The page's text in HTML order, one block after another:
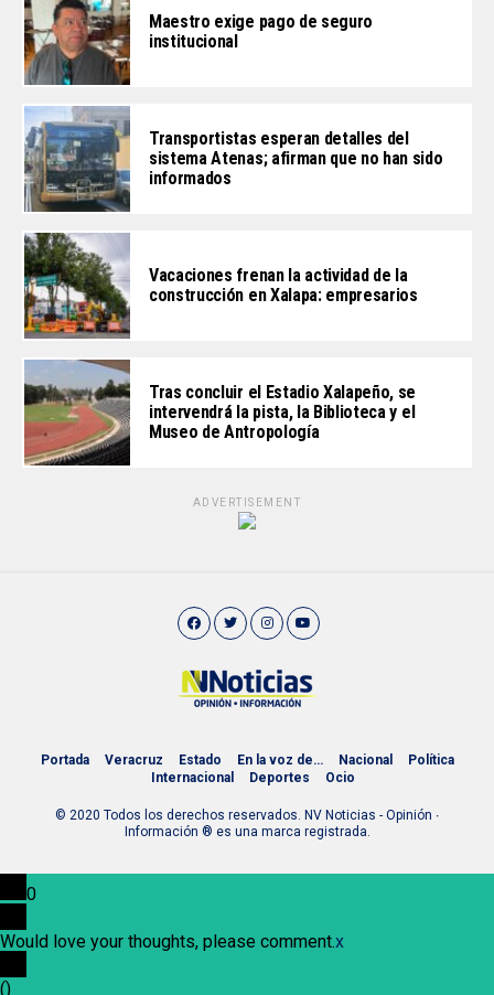
Maestro exige pago de seguro
institucional
Transportistas esperan detalles del
sistema Atenas; afirman que no han sido
informados
Vacaciones frenan la actividad de la
construcción en Xalapa: empresarios
Tras concluir el Estadio Xalapeño, se
intervendrá la pista, la Biblioteca y el
Museo de Antropología
ADVERTISEMENT
Portada Veracruz Estado En la voz de… Nacional
Política
Internacional
Deportes Ocio
© 2020 Todos los derechos reservados. NV Noticias - Opinión ∙
Información ® es una marca registrada.
0
Would love your thoughts, please comment.x
()